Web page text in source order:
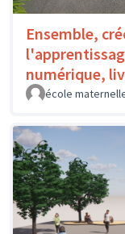
Ensemble,
numérique,
école